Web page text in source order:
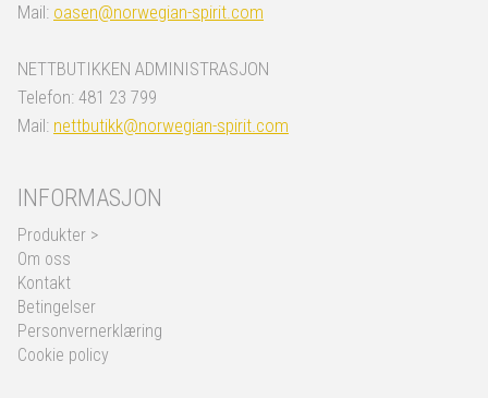
Mail: oasen@norwegian-spirit.com
NETTBUTIKKEN ADMINISTRASJON
Telefon: 481 23 799
Mail: nettbutikk@norwegian-spirit.com
INFORMASJON
Produkter >
Om oss
Kontakt
Betingelser
Personvernerklæring
Cookie policy